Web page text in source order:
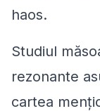
haos.
Studiul
rezonante
cartea